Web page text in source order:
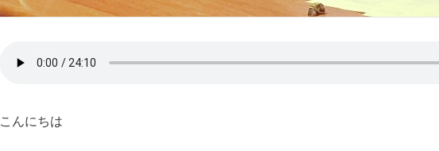
こんにちは